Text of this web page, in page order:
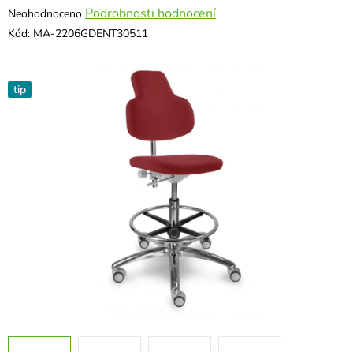
Průměrné
hodnocení
0,0
z
Neohodnoceno Podrobnosti hodnocení
Kód: MA-2206GDENT30511
tip